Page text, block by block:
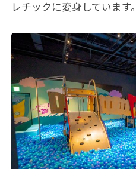
レチックに変身しています。